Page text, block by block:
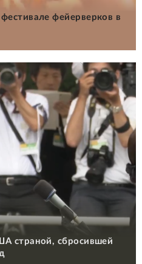
фейерверков в
страной, сбросившей